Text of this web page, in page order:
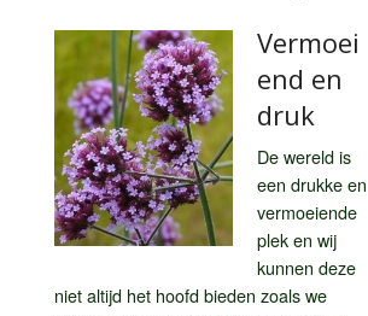
Vermoei
end en
druk
De wereld is
een drukke en
vermoeiende
plek en wij
kunnen deze
niet altijd het hoofd bieden zoals we